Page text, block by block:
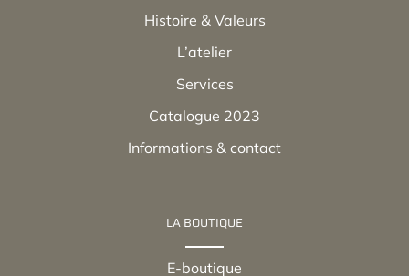
Histoire & Valeurs
L’atelier
Services
Catalogue 2023
Informations & contact
LA BOUTIQUE
E-boutique